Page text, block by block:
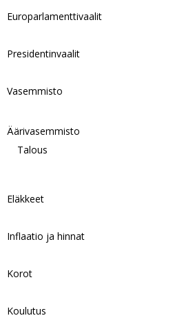
Europarlamenttivaalit
Presidentinvaalit
Vasemmisto
Äärivasemmisto
Talous
Eläkkeet
Inflaatio ja hinnat
Korot
Koulutus